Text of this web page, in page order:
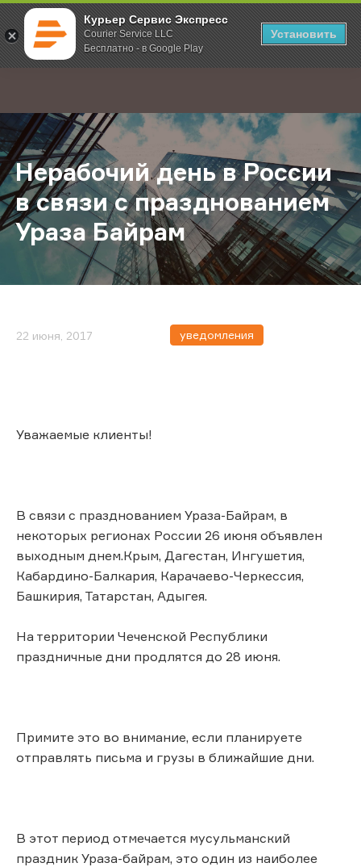
Курьер Сервис Экспресс
Courier Service LLC
Бесплатно - в Google Play
Установить
; Главная О компании Новости Нерабочий день в России в
Нерабочий день в России
в связи с празднованием
Ураза Байрам
22 июня, 2017 уведомления
Уважаемые клиенты!
В связи с празднованием Ураза-Байрам, в
некоторых регионах России 26 июня объявлен
выходным днем.Крым, Дагестан, Ингушетия,
Кабардино-Балкария, Карачаево-Черкессия,
Башкирия, Татарстан, Адыгея.
На территории Чеченской Республики
праздничные дни продлятся до 28 июня.
Примите это во внимание, если планируете
отправлять письма и грузы в ближайшие дни.
В этот период отмечается мусульманский
праздник Ураза-байрам, это один из наиболее